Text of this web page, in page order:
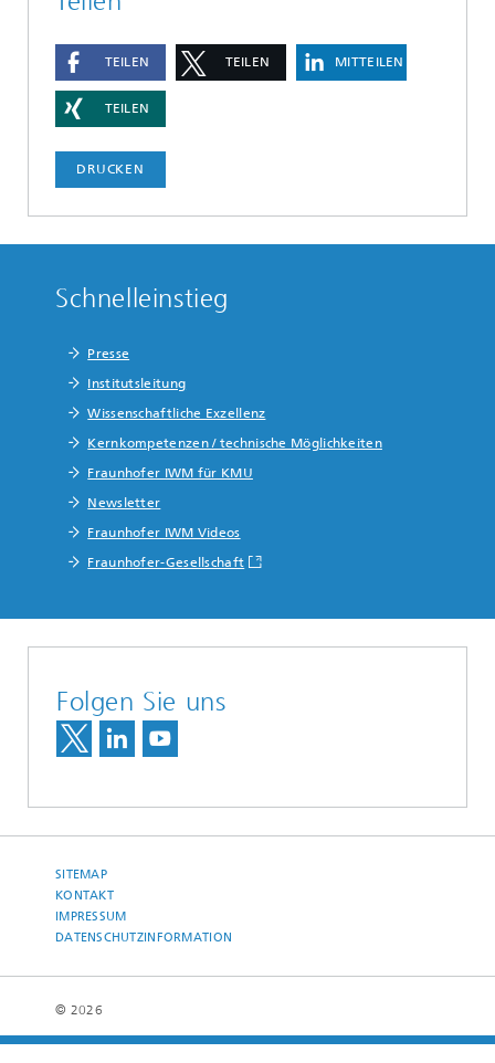
TEILEN TEILEN MITTEILEN
TEILEN
DRUCKEN
Schnelleinstieg
Presse
Institutsleitung
Wissenschaftliche Exzellenz
Kernkompetenzen / technische Möglichkeiten
Fraunhofer IWM für KMU
Newsletter
Fraunhofer IWM Videos
Fraunhofer-Gesellschaft
Folgen Sie uns
SITEMAP
KONTAKT
IMPRESSUM
DATENSCHUTZINFORMATION
© 2026